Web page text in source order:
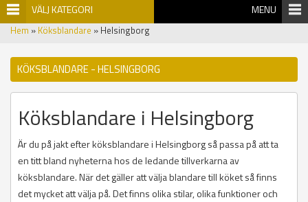
VÄLJ KATEGORI MENU
Hem » Köksblandare » Helsingborg
KÖKSBLANDARE - HELSINGBORG
Köksblandare i Helsingborg
Är du på jakt efter köksblandare i Helsingborg så passa på att ta
en titt bland nyheterna hos de ledande tillverkarna av
köksblandare. När det gäller att välja blandare till köket så finns
det mycket att välja på. Det finns olika stilar, olika funktioner och